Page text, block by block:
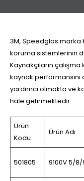
3M, Speedglas marka
koruma sistemlerinin
Kaynakçıların
kaynak
yardımcı olmakta ve
hale getirmektedir.
Ürün
Kodu
Ürün Adı
501805 9100V 5/8/